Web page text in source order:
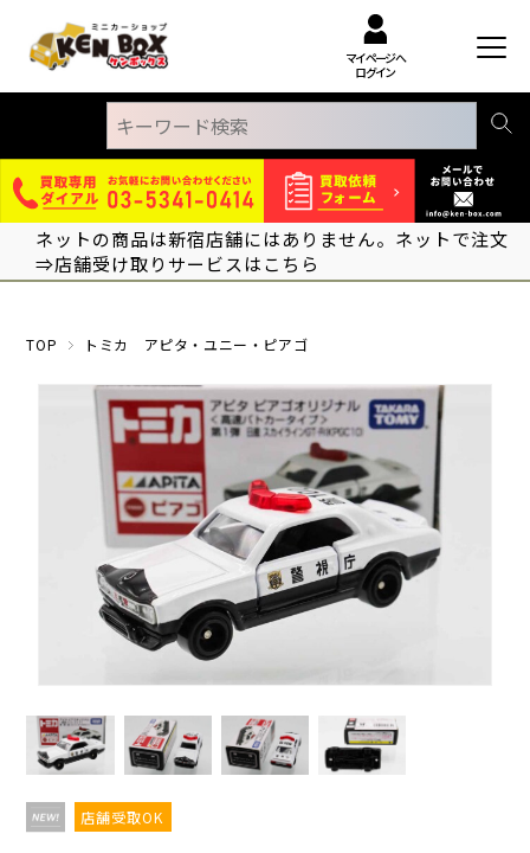
マイページへ
ログイン
ネットの商品は新宿店舗にはありません。ネットで注文
⇒店舗受け取りサービスはこちら
TOP トミカ アピタ・ユニー・ピアゴ
店舗受取OK